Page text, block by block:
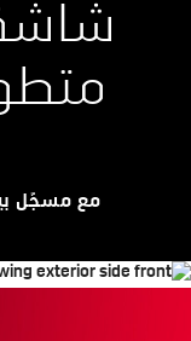
مع مسجّل